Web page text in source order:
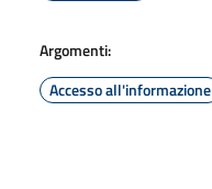
Argomenti:
Accesso all'informazione